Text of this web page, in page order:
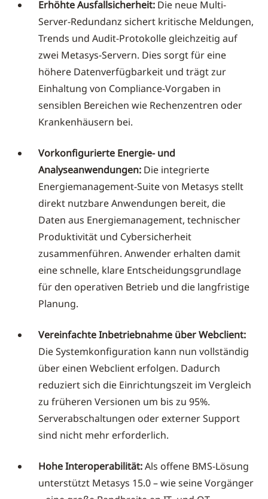
Erhöhte Ausfallsicherheit: Die neue Multi-
Server-Redundanz sichert kritische Meldungen,
Trends und Audit-Protokolle gleichzeitig auf
zwei Metasys-Servern. Dies sorgt für eine
höhere Datenverfügbarkeit und trägt zur
Einhaltung von Compliance-Vorgaben in
sensiblen Bereichen wie Rechenzentren oder
Krankenhäusern bei.
Vorkonfigurierte Energie- und
Analyseanwendungen: Die integrierte
Energiemanagement-Suite von Metasys stellt
direkt nutzbare Anwendungen bereit, die
Daten aus Energiemanagement, technischer
Produktivität und Cybersicherheit
zusammenführen. Anwender erhalten damit
eine schnelle, klare Entscheidungsgrundlage
für den operativen Betrieb und die langfristige
Planung.
Vereinfachte Inbetriebnahme über Webclient:
Die Systemkonfiguration kann nun vollständig
über einen Webclient erfolgen. Dadurch
reduziert sich die Einrichtungszeit im Vergleich
zu früheren Versionen um bis zu 95%.
Serverabschaltungen oder externer Support
sind nicht mehr erforderlich.
Hohe Interoperabilität:Als offene BMS-Lösung
unterstützt Metasys 15.0 – wie seine Vorgänger